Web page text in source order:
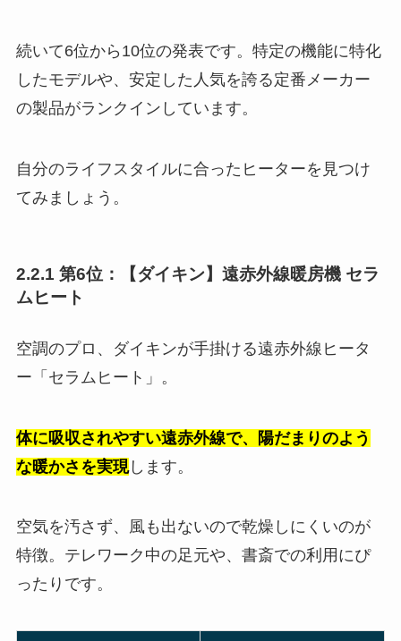
続いて6位から10位の発表です。特定の機能に特化
したモデルや、安定した人気を誇る定番メーカー
の製品がランクインしています。
自分のライフスタイルに合ったヒーターを見つけ
てみましょう。
2.2.1 第6位：【ダイキン】遠赤外線暖房機 セラ
ムヒート
空調のプロ、ダイキンが手掛ける遠赤外線ヒータ
ー「セラムヒート」。
体に吸収されやすい遠赤外線で、陽だまりのよう
な暖かさを実現します。
空気を汚さず、風も出ないので乾燥しにくいのが
特徴。テレワーク中の足元や、書斎での利用にぴ
ったりです。